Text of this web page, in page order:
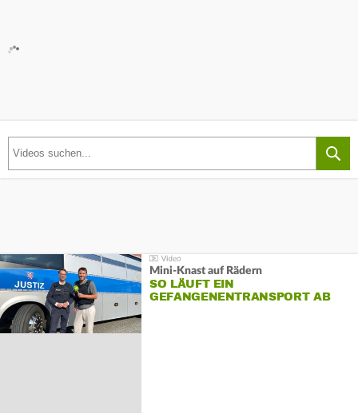
Mini-Knast auf Rädern
SO LÄUFT EIN
GEFANGENENTRANSPORT AB